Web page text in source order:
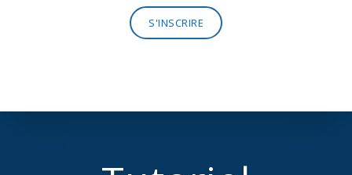
S'INSCRIRE